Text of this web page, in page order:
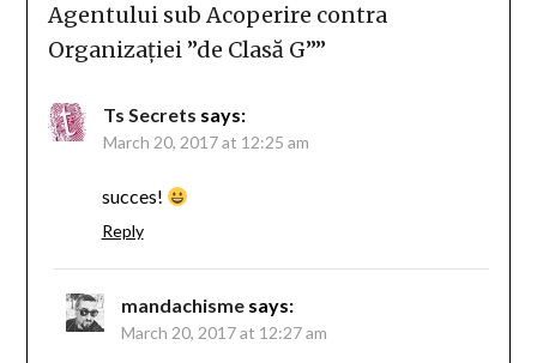
Agentului sub Acoperire contra
Organizației ”de Clasă G””
Ts Secrets says:
March 20, 2017 at 12:25 am
succes!
Reply
mandachisme says:
March 20, 2017 at 12:27 am